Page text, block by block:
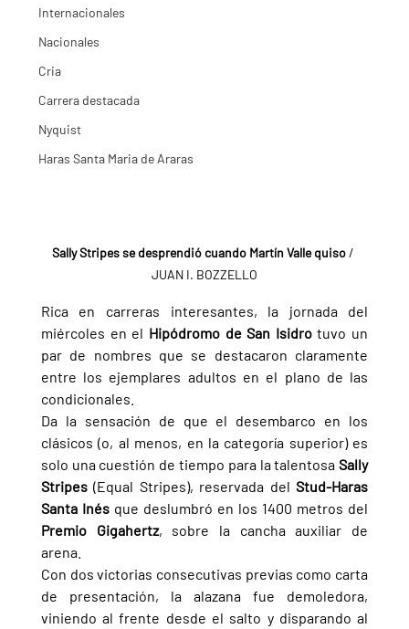
Internacionales
Nacionales
Cria
Carrera destacada
Nyquist
Haras Santa Maria de Araras
Sally Stripes se desprendió cuando Martín Valle quiso /
JUAN I. BOZZELLO
Rica en carreras interesantes, la jornada del
miércoles en el Hipódromo de San Isidro tuvo un
par de nombres que se destacaron claramente
entre los ejemplares adultos en el plano de las
condicionales.
Da la sensación de que el desembarco en los
clásicos (o, al menos, en la categoría superior) es
solo una cuestión de tiempo para la talentosa Sally
Stripes (Equal Stripes), reservada del Stud-Haras
Santa Inés
Premio Gigahertz, sobre la cancha auxiliar de
arena.
Con dos victorias consecutivas previas como carta
de presentación, la alazana fue demoledora,
viniendo al frente desde el salto y disparando al